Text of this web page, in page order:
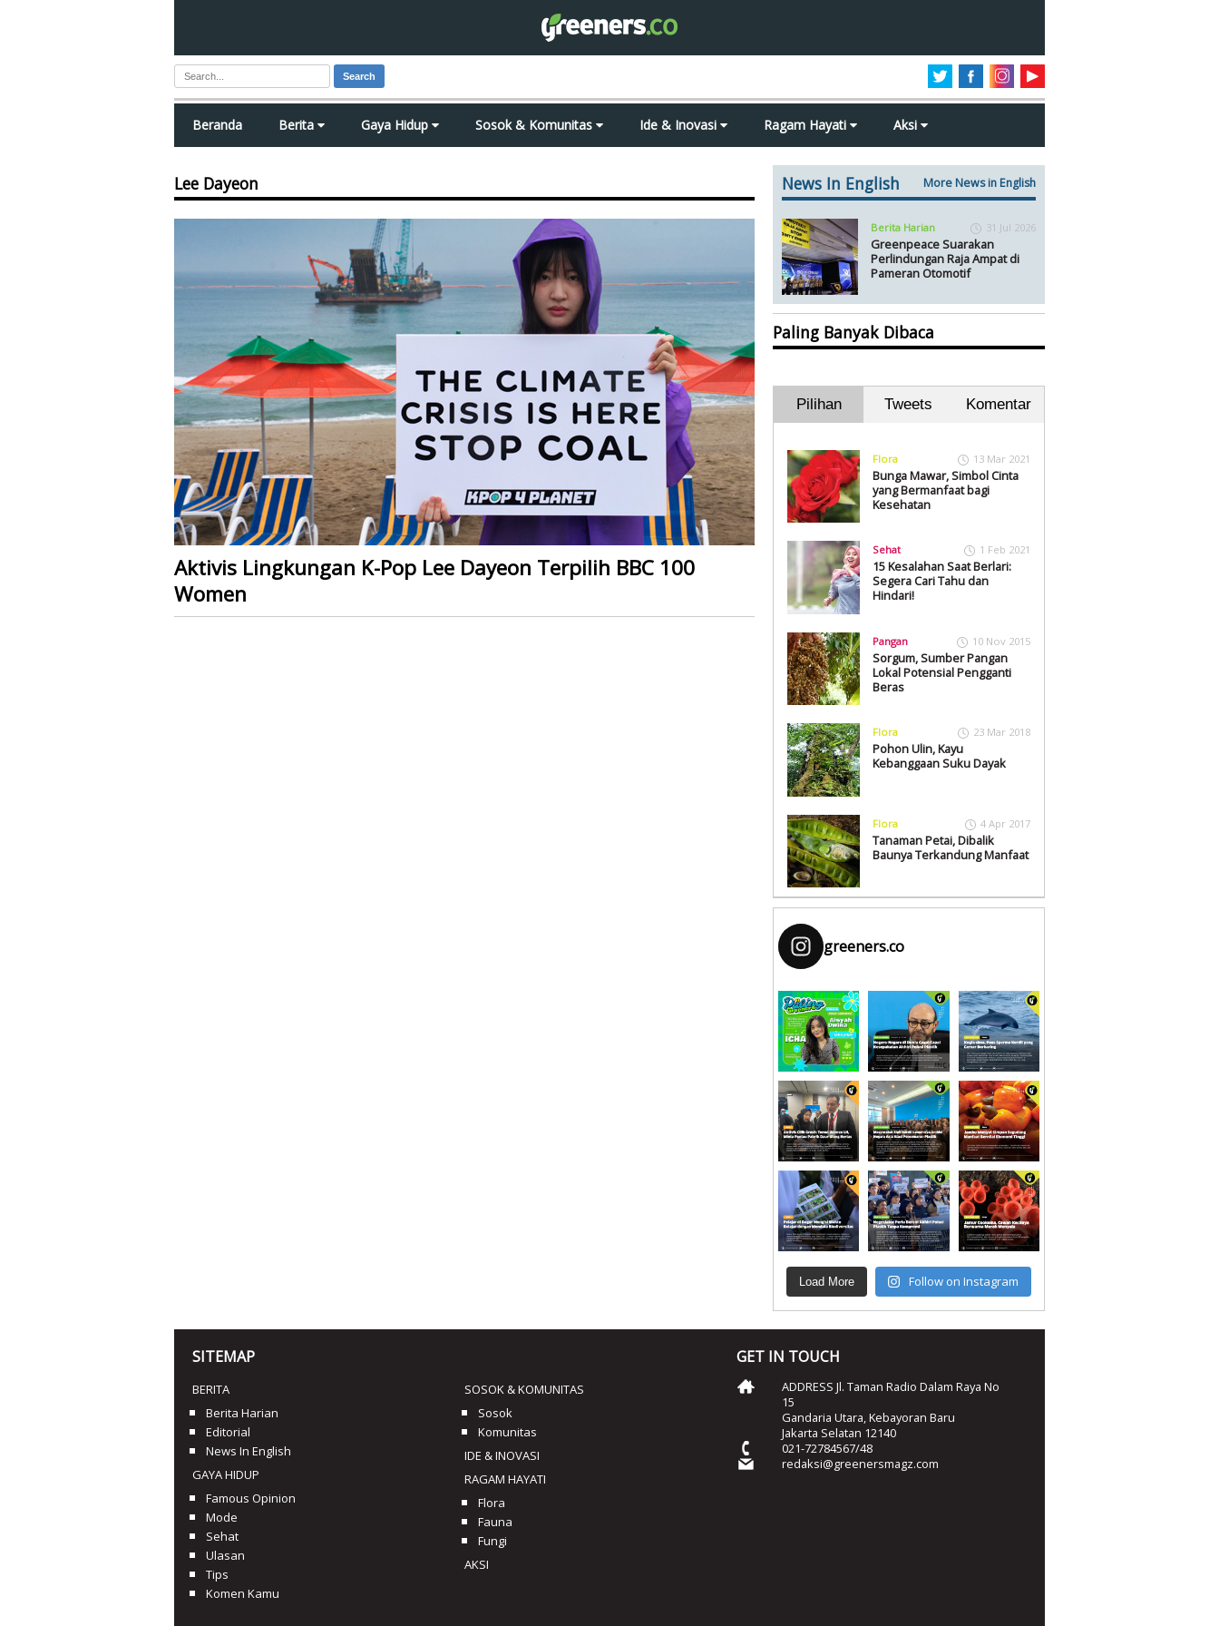
Search
Beranda Berita Gaya Hidup Sosok & Komunitas Ide & Inovasi Ragam Hayati Aksi
Lee Dayeon
Aktivis Lingkungan K-Pop Lee Dayeon Terpilih BBC 100
Women
News In English More News in English
Berita Harian 31 Jul 2026
Greenpeace Suarakan
Perlindungan Raja Ampat di
Pameran Otomotif
Paling Banyak Dibaca
Pilihan Tweets Komentar
Flora 13 Mar 2021
Bunga Mawar, Simbol Cinta
yang Bermanfaat bagi
Kesehatan
Sehat 1 Feb 2021
15 Kesalahan Saat Berlari:
Segera Cari Tahu dan
Hindari!
Pangan 10 Nov 2015
Sorgum, Sumber Pangan
Lokal Potensial Pengganti
Beras
Flora 23 Mar 2018
Pohon Ulin, Kayu
Kebanggaan Suku Dayak
Flora 4 Apr 2017
Tanaman Petai, Dibalik
Baunya Terkandung Manfaat
greeners.co
Load More Follow on Instagram
SITEMAP
BERITA
Berita Harian
Editorial
News In English
GAYA HIDUP
Famous Opinion
Mode
Sehat
Ulasan
Tips
Komen Kamu
SOSOK & KOMUNITAS
Sosok
Komunitas
IDE & INOVASI
RAGAM HAYATI
Flora
Fauna
Fungi
AKSI
GET IN TOUCH
ADDRESS Jl. Taman Radio Dalam Raya No
15
Gandaria Utara, Kebayoran Baru
Jakarta Selatan 12140
021-72784567/48
redaksi@greenersmagz.com